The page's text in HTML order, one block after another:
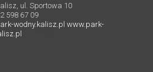
ul. Sportowa 10
598 67 09
wodny.kalisz.pl www.park-